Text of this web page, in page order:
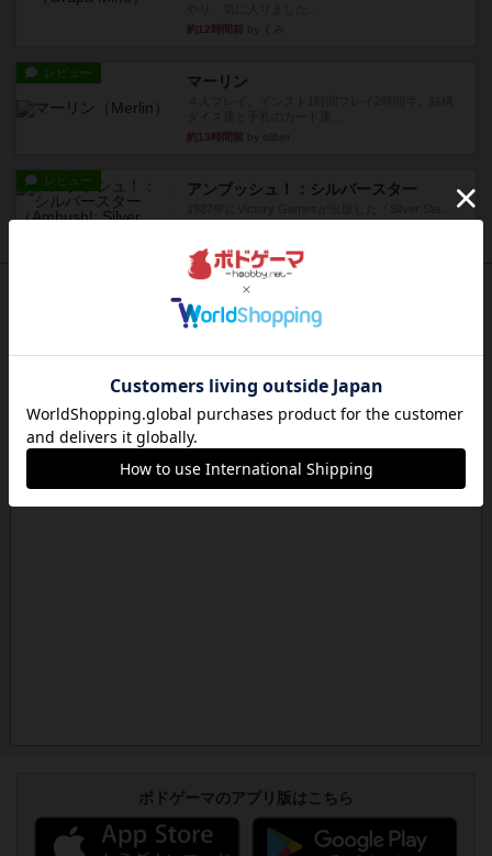
約12時間前
レビュー マーリン
約13時間前
レビュー アンブッシュ！：シルバースター
ボドゲーマのアプリ版はこちら